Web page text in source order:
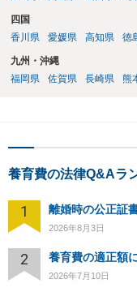
四国
香川県
愛媛県 高知県 徳
九州・沖縄
福岡県
佐賀県 長崎県 熊
養育費の法律Q&Aラ
1 離婚時の公正証
2026年8月3日
2 養育費の適正額
2026年7月10日